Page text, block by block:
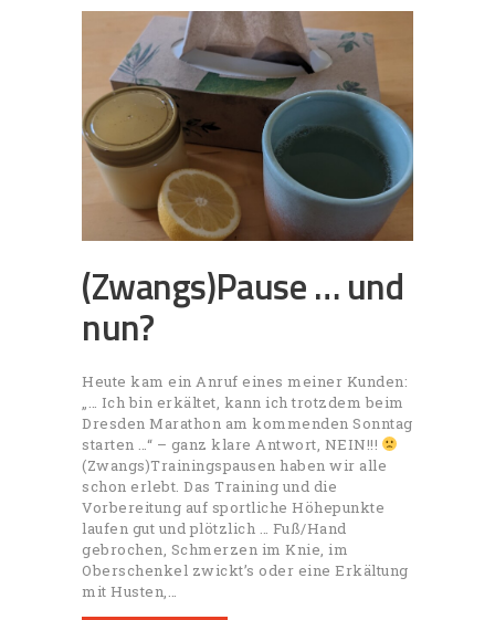
(Zwangs)Pause … und
nun?
Heute kam ein Anruf eines meiner Kunden:
„… Ich bin erkältet, kann ich trotzdem beim
Dresden Marathon am kommenden Sonntag
starten …“ – ganz klare Antwort, NEIN!!!
(Zwangs)Trainingspausen haben wir alle
schon erlebt. Das Training und die
Vorbereitung auf sportliche Höhepunkte
laufen gut und plötzlich … Fuß/Hand
gebrochen, Schmerzen im Knie, im
Oberschenkel zwickt’s oder eine Erkältung
mit Husten,…